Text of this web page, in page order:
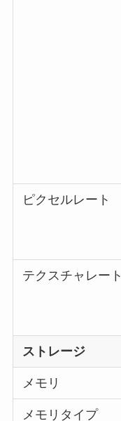
ピクセルレート
テクスチャレート
ストレージ
メモリ
メモリタイプ